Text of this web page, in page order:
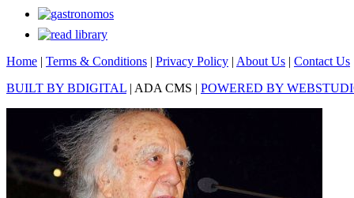
Home | Terms & Conditions | Privacy Policy | About Us | Contact Us
BUILT BY BDIGITAL | ADA CMS | POWERED BY